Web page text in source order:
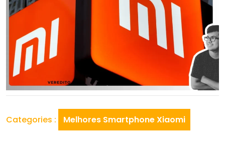
Categories : Melhores Smartphone Xiaomi